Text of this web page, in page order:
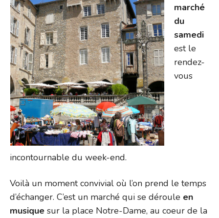
marché
du
samedi
est le
rendez-
vous
incontournable du week-end.
Voilà un moment convivial où l’on prend le temps
d’échanger. C’est un marché qui se déroule en
musique sur la place Notre-Dame, au coeur de la